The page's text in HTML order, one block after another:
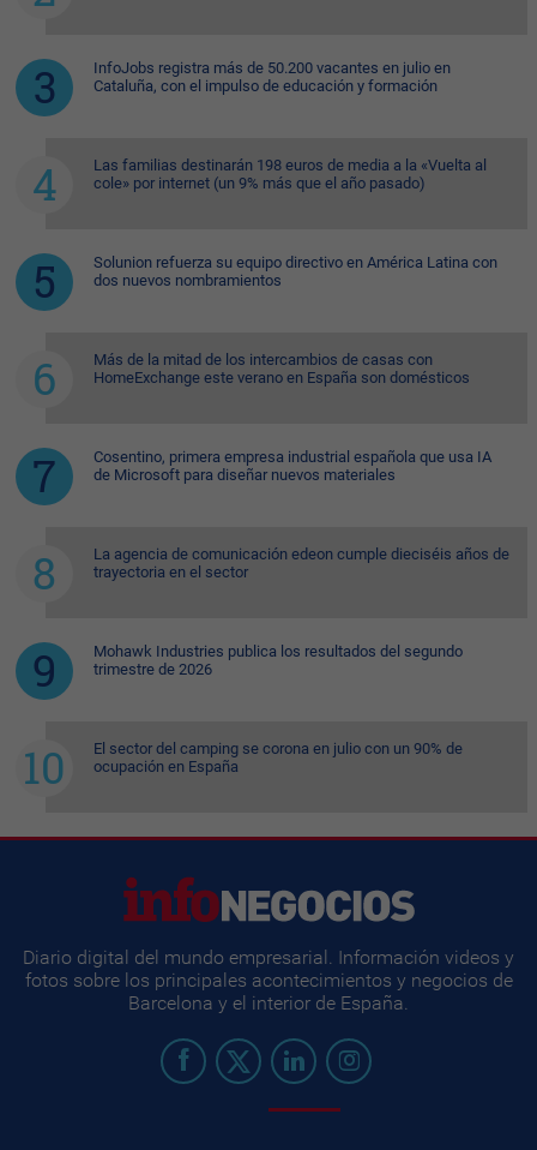
InfoJobs registra más de 50.200 vacantes en julio en
Cataluña, con el impulso de educación y formación
Las familias destinarán 198 euros de media a la «Vuelta al
cole» por internet (un 9% más que el año pasado)
Solunion refuerza su equipo directivo en América Latina con
dos nuevos nombramientos
Más de la mitad de los intercambios de casas con
HomeExchange este verano en España son domésticos
Cosentino, primera empresa industrial española que usa IA
de Microsoft para diseñar nuevos materiales
La agencia de comunicación edeon cumple dieciséis años de
trayectoria en el sector
Mohawk Industries publica los resultados del segundo
trimestre de 2026
El sector del camping se corona en julio con un 90% de
ocupación en España
Diario digital del mundo empresarial. Información videos y
fotos sobre los principales acontecimientos y negocios de
Barcelona y el interior de España.